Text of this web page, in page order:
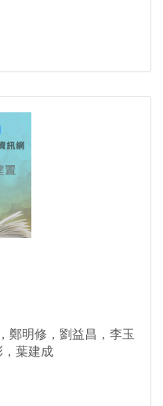
鄭明修，劉益昌，李玉
，葉建成